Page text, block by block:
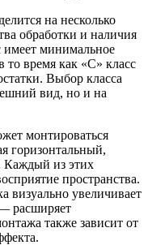
на несколько
обработки и наличия
имеет минимальное
то время как «С» класс
Выбор класса
вид, но и на
монтироваться
горизонтальный,
Каждый из этих
пространства.
визуально увеличивает
расширяет
также зависит от